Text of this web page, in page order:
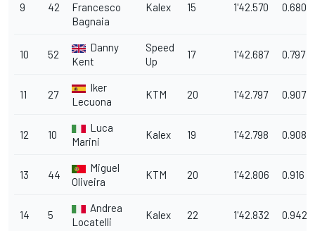
9 42
Francesco
Bagnaia
Kalex 15 1'42.570 0.680
10 52
Danny
Kent
Speed
Up
17 1'42.687 0.797
11 27
Iker
Lecuona
KTM 20 1'42.797 0.907
12 10
Luca
Marini
Kalex 19 1'42.798 0.908
13 44
Miguel
Oliveira
KTM 20 1'42.806 0.916
14 5
Andrea
Locatelli
Kalex 22 1'42.832 0.942